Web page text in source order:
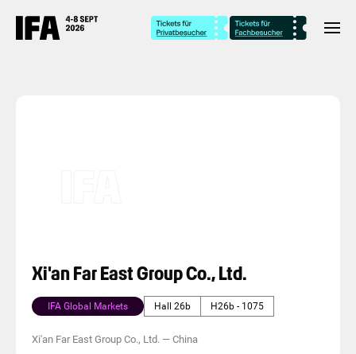
Xi'an Far East Group Co., Ltd.
IFA Global Markets Hall 26b H26b - 1075
Xi'an Far East Group Co., Ltd. — China